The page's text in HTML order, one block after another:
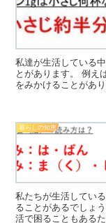
私達が生活している
とがあります。 例え
をみかけることがあ
暮らしの知恵
私たちが生活してい
ることがあるでしょ
活で困ることもある